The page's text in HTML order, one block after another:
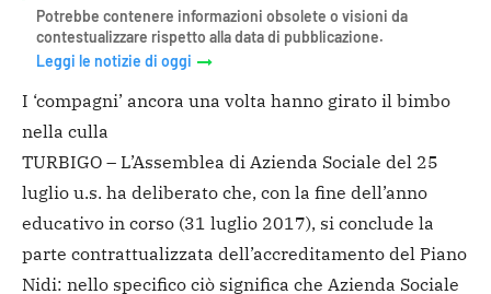
Potrebbe contenere informazioni obsolete o visioni da
contestualizzare rispetto alla data di pubblicazione.
Leggi le notizie di oggi
I ‘compagni’ ancora una volta hanno girato il bimbo
nella culla
TURBIGO – L’Assemblea di Azienda Sociale del 25
luglio u.s. ha deliberato che, con la fine dell’anno
educativo in corso (31 luglio 2017), si conclude la
parte contrattualizzata dell’accreditamento del Piano
Nidi: nello specifico ciò significa che Azienda Sociale